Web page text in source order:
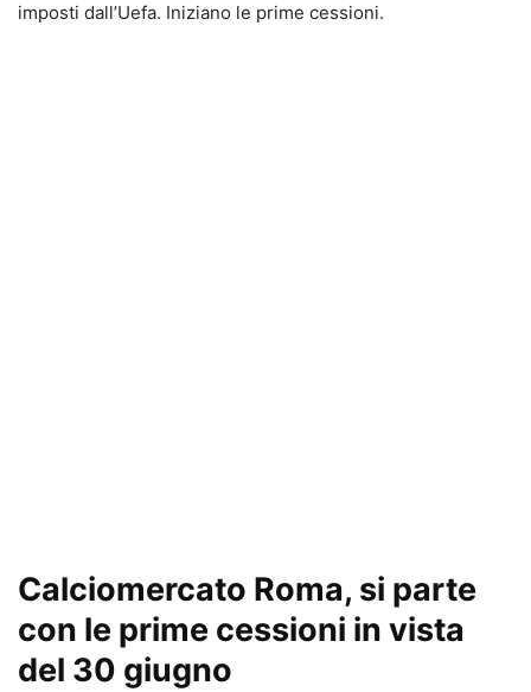
imposti dall’Uefa. Iniziano le prime cessioni.
Calciomercato Roma, si parte
con le prime cessioni in vista
del 30 giugno